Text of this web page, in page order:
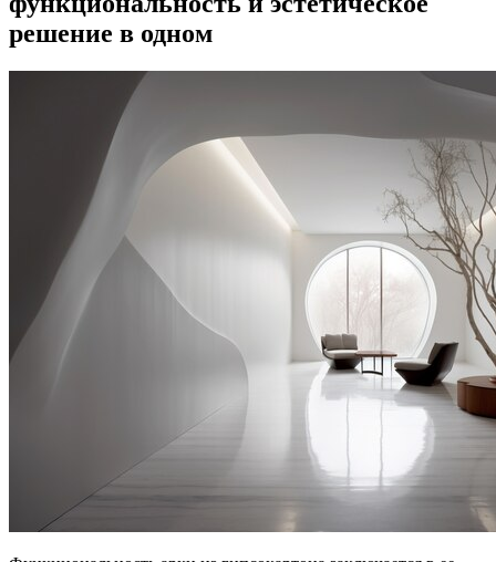
решение в одном